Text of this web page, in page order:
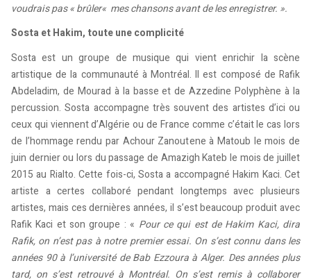
voudrais pas « brûler« mes chansons avant de les enregistrer. ».
Sosta et Hakim, toute une complicité
Sosta est un groupe de musique qui vient enrichir la scène
artistique de la communauté à Montréal. Il est composé de Rafik
Abdeladim, de Mourad à la basse et de Azzedine Polyphène à la
percussion. Sosta accompagne très souvent des artistes d’ici ou
ceux qui viennent d’Algérie ou de France comme c’était le cas lors
de l’hommage rendu par Achour Zanoutene à Matoub le mois de
juin dernier ou lors du passage de Amazigh Kateb le mois de juillet
2015 au Rialto. Cette fois-ci, Sosta a accompagné Hakim Kaci. Cet
artiste a certes collaboré pendant longtemps avec plusieurs
artistes, mais ces dernières années, il s’est beaucoup produit avec
Rafik Kaci et son groupe : « Pour ce qui est de Hakim Kaci, dira
Rafik, on n’est pas à notre premier essai. On s’est connu dans les
années 90 à l’université de Bab Ezzoura à Alger. Des années plus
tard, on s’est retrouvé à Montréal. On s’est remis à collaborer